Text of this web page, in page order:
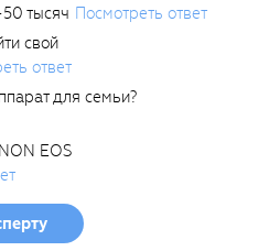
тысяч Посмотреть ответ
свой
ответ
для семьи?
EOS